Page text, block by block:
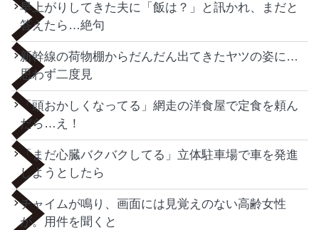
早上がりしてきた夫に「飯は？」と訊かれ、まだと
答えたら…絶句
新幹線の荷物棚からだんだん出てきたヤツの姿に…
思わず二度見
「頭おかしくなってる」網走の洋食屋で定食を頼ん
だら…え！
「まだ心臓バクバクしてる」立体駐車場で車を発進
しようとしたら
チャイムが鳴り、画面には見覚えのない高齢女性
が。用件を聞くと